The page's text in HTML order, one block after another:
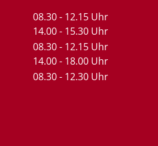
08.30 - 12.15 Uhr
14.00 - 15.30 Uhr
08.30 - 12.15 Uhr
14.00 - 18.00 Uhr
08.30 - 12.30 Uhr